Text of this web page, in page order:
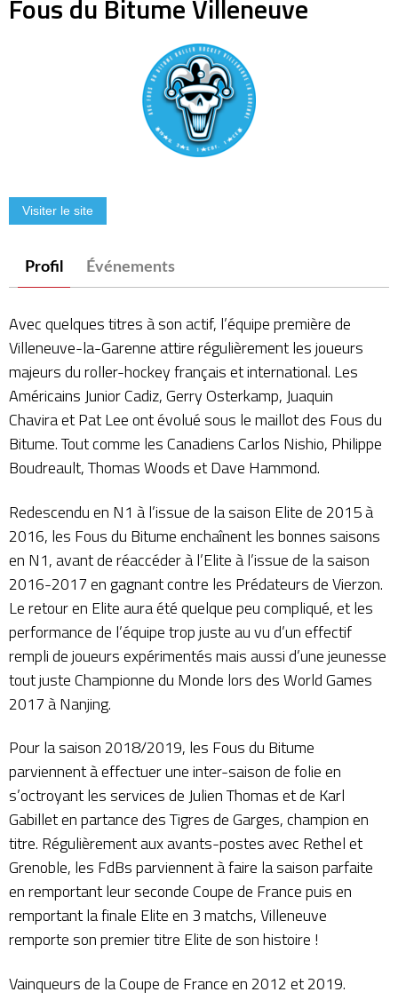
Fous du Bitume Villeneuve
Profil Événements
Avec quelques titres à son actif, l’équipe première de
Villeneuve-la-Garenne attire régulièrement les joueurs
majeurs du roller-hockey français et international. Les
Américains Junior Cadiz, Gerry Osterkamp, Juaquin
Chavira et Pat Lee ont évolué sous le maillot des Fous du
Bitume. Tout comme les Canadiens Carlos Nishio, Philippe
Boudreault, Thomas Woods et Dave Hammond.
Redescendu en N1 à l’issue de la saison Elite de 2015 à
2016, les Fous du Bitume enchaînent les bonnes saisons
en N1, avant de réaccéder à l’Elite à l’issue de la saison
2016-2017 en gagnant contre les Prédateurs de Vierzon.
Le retour en Elite aura été quelque peu compliqué, et les
performance de l’équipe trop juste au vu d’un effectif
rempli de joueurs expérimentés mais aussi d’une jeunesse
tout juste Championne du Monde lors des World Games
2017 à Nanjing.
Pour la saison 2018/2019, les Fous du Bitume
parviennent à effectuer une inter-saison de folie en
s’octroyant les services de Julien Thomas et de Karl
Gabillet en partance des Tigres de Garges, champion en
titre. Régulièrement aux avants-postes avec Rethel et
Grenoble, les FdBs parviennent à faire la saison parfaite
en remportant leur seconde Coupe de France puis en
remportant la finale Elite en 3 matchs, Villeneuve
remporte son premier titre Elite de son histoire !
Vainqueurs de la Coupe de France en 2012 et 2019.